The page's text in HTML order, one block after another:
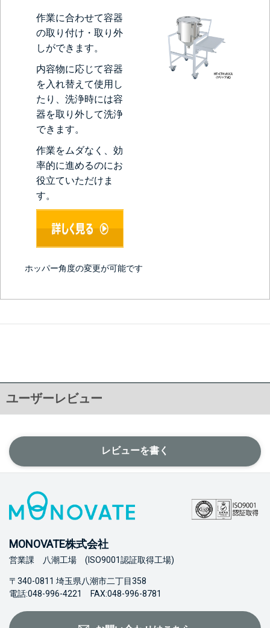
作業に合わせて容器
の取り付け・取り外
しができます。
内容物に応じて容器
を入れ替えて使用し
たり、洗浄時には容
器を取り外して洗浄
できます。
作業をムダなく、効
率的に進めるのにお
役立ていただけま
す。
ホッパー角度の変更が可能です
ユーザーレビュー
レビューを書く
MONOVATE株式会社
営業課 八潮工場 (ISO9001認証取得工場)
〒340-0811 埼玉県八潮市二丁目358
電話:048-996-4221 FAX:048-996-8781